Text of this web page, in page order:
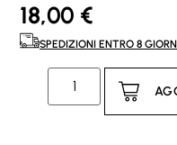
18,00 €
SPEDIZIONI ENTRO 8